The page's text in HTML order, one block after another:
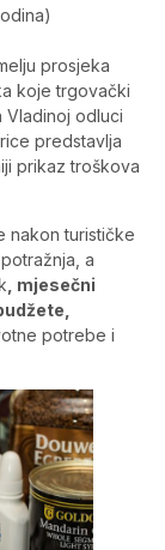
prosjeka
koje trgovački
Vladinoj odluci
predstavlja
prikaz troškova
nakon turističke
a
, mjesečni
potrebe i